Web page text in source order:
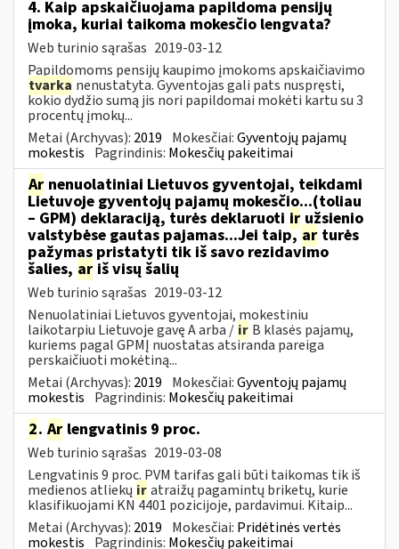
4. Kaip apskaičiuojama papildoma pensijų
įmoka, kuriai taikoma mokesčio lengvata?
Web turinio sąrašas 2019-03-12
Papildomoms pensijų kaupimo įmokoms apskaičiavimo
tvarka nenustatyta. Gyventojas gali pats nuspręsti,
kokio dydžio sumą jis nori papildomai mokėti kartu su 3
procentų įmokų...
Metai (Archyvas): 2019 Mokesčiai:Gyventojų pajamų
mokestis Pagrindinis: Mokesčių pakeitimai
Ar nenuolatiniai Lietuvos gyventojai, teikdami
Lietuvoje gyventojų pajamų mokesčio...(toliau
– GPM) deklaraciją, turės deklaruoti ir užsienio
valstybėse gautas pajamas...Jei taip,ar turės
pažymas pristatyti tik iš savo rezidavimo
šalies, ar iš visų šalių
Web turinio sąrašas 2019-03-12
Nenuolatiniai Lietuvos gyventojai, mokestiniu
laikotarpiu Lietuvoje gavę A arba / ir B klasės pajamų,
kuriems pagal GPMĮ nuostatas atsiranda pareiga
perskaičiuoti mokėtiną...
Metai (Archyvas): 2019 Mokesčiai:Gyventojų pajamų
mokestis Pagrindinis: Mokesčių pakeitimai
2. Ar lengvatinis 9 proc.
Web turinio sąrašas 2019-03-08
Lengvatinis 9 proc. PVM tarifas gali būti taikomas tik iš
medienos atliekų iratraižų pagamintų briketų, kurie
klasifikuojami KN 4401 pozicijoje, pardavimui. Kitaip...
Metai (Archyvas): 2019 Mokesčiai: Pridėtinės vertės
mokestis Pagrindinis: Mokesčių pakeitimai